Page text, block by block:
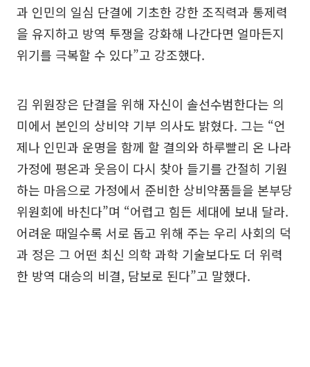
과 인민의 일심 단결에 기초한 강한 조직력과 통제력
을 유지하고 방역 투쟁을 강화해 나간다면 얼마든지
위기를 극복할 수 있다”고 강조했다.
김 위원장은 단결을 위해 자신이 솔선수범한다는 의
미에서 본인의 상비약 기부 의사도 밝혔다. 그는 “언
제나 인민과 운명을 함께 할 결의와 하루빨리 온 나라
가정에 평온과 웃음이 다시 찾아 들기를 간절히 기원
하는 마음으로 가정에서 준비한 상비약품들을 본부당
위원회에 바친다”며 “어렵고 힘든 세대에 보내 달라.
어려운 때일수록 서로 돕고 위해 주는 우리 사회의 덕
과 정은 그 어떤 최신 의학 과학 기술보다도 더 위력
한 방역 대승의 비결, 담보로 된다”고 말했다.